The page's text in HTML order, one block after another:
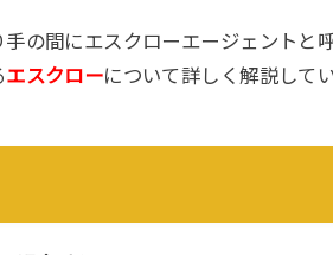
の間にエスクローエージェントと
エスクローについて詳しく解説して